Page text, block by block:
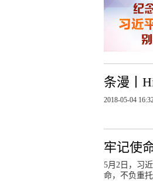
条漫丨
2018-05-04
牢记使
5月2日，习
命，不负重